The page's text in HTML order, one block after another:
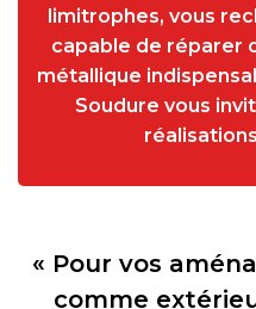
limitrophes, vous
capable de réparer
métallique
Soudure vous
« Pour vos
comme